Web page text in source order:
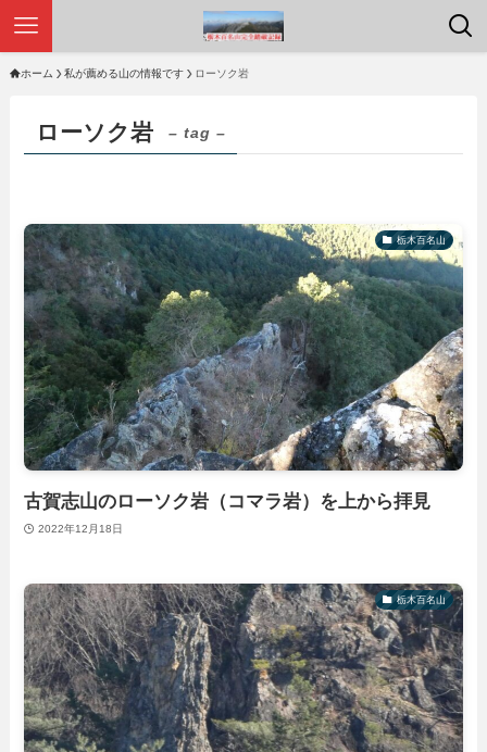
ホーム 私が薦める山の情報です ローソク岩
ローソク岩 – tag –
栃木百名山
古賀志山のローソク岩（コマラ岩）を上から拝見
2022年12月18日
栃木百名山